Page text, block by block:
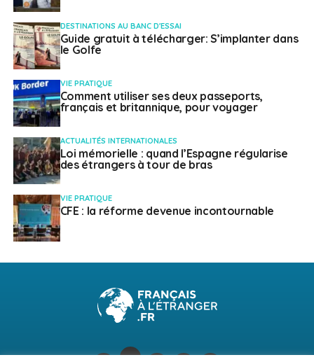
DESTINATIONS AU BANC D'ESSAI
Guide gratuit à télécharger: S’implanter dans
le Golfe
VIE PRATIQUE
Comment utiliser ses deux passeports,
français et britannique, pour voyager
ACTUALITÉS INTERNATIONALES
Loi mémorielle : quand l’Espagne régularise
des étrangers à tour de bras
VIE PRATIQUE
CFE : la réforme devenue incontournable